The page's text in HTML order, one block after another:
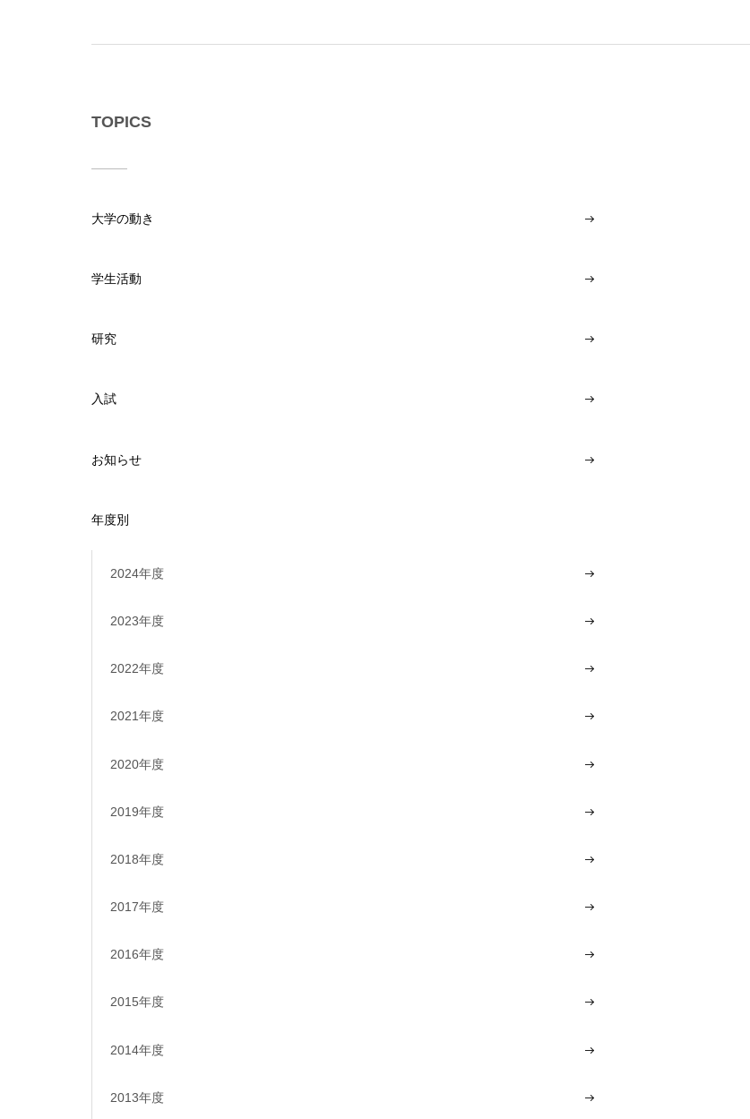
TOPICS
大学の動き
学生活動
研究
入試
お知らせ
年度別
2024年度
2023年度
2022年度
2021年度
2020年度
2019年度
2018年度
2017年度
2016年度
2015年度
2014年度
2013年度